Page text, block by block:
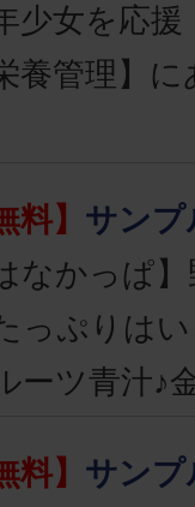
少女を応
養管理】
料】 サンプ
なかっぱ
っぷりは
ーツ青汁♪
料】 サンプ